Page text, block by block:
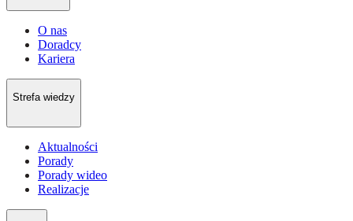
O nas
Doradcy
Kariera
Strefa wiedzy
Aktualności
Porady
Porady wideo
Realizacje